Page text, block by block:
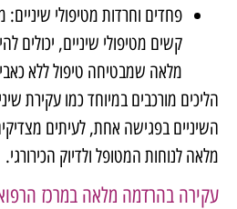
פחדים וחרדות מטיפולי
קשים מטיפולי שיניים,
מלאה שמבטיחה טיפול ללא
הליכים מורכבים במיוחד כמו עקירת
השיניים בפגישה אחת, לעיתים
מלאה לנוחות המטופל ולדיוק הכירורגי.
עקירה בהרדמה מלאה במרכז